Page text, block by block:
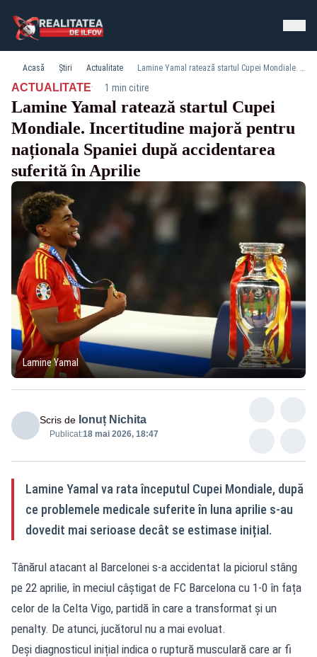
Acasă Știri Actualitate Lamine Yamal ratează startul Cupei Mondiale. Incertitudine majoră pentru naționala Spaniei după accidentarea suferită în Aprilie
ACTUALITATE· 1 min citire
Lamine Yamal ratează startul Cupei
Mondiale. Incertitudine majoră pentru
naționala Spaniei după accidentarea
suferită în Aprilie
Lamine Yamal
Scris de Ionuț Nichita
Publicat:18 mai 2026, 18:47
Lamine Yamal va rata începutul Cupei Mondiale, după
ce problemele medicale suferite în luna aprilie s-au
dovedit mai serioase decât se estimase inițial.
Tânărul atacant al Barcelonei s-a accidentat la piciorul stâng
pe 22 aprilie, în meciul câștigat de FC Barcelona cu 1-0 în fața
celor de la Celta Vigo, partidă în care a transformat și un
penalty. De atunci, jucătorul nu a mai evoluat.
Deși diagnosticul inițial indica o ruptură musculară care ar fi